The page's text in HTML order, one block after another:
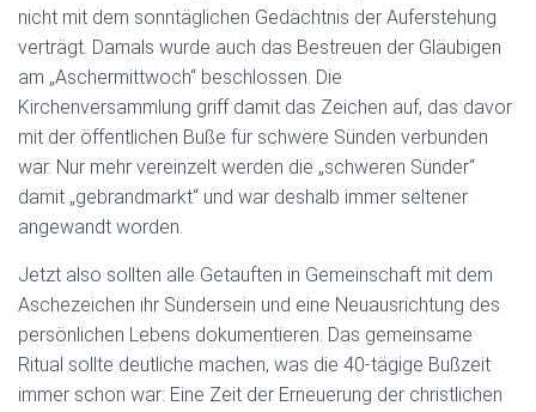
nicht mit dem sonntäglichen Gedächtnis der Auferstehung
verträgt. Damals wurde auch das Bestreuen der Gläubigen
am „Aschermittwoch“ beschlossen. Die
Kirchenversammlung griff damit das Zeichen auf, das davor
mit der öffentlichen Buße für schwere Sünden verbunden
war. Nur mehr vereinzelt werden die „schweren Sünder“
damit „gebrandmarkt“ und war deshalb immer seltener
angewandt worden.
Jetzt also sollten alle Getauften in Gemeinschaft mit dem
Aschezeichen ihr Sündersein und eine Neuausrichtung des
persönlichen Lebens dokumentieren. Das gemeinsame
Ritual sollte deutliche machen, was die 40-tägige Bußzeit
immer schon war: Eine Zeit der Erneuerung der christlichen